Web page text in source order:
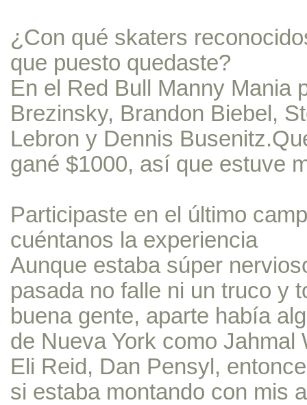
¿Con qué skaters
que puesto quedaste?
En el Red Bull Manny Mania
Brezinsky, Brandon Biebel,
Lebron y Dennis
gané $1000, así que estuve
Participaste en el último
cuéntanos la experiencia
Aunque estaba súper
pasada no falle ni un truco y
buena gente, aparte había
de Nueva York como
Eli Reid, Dan Pensyl,
si estaba montando con mis